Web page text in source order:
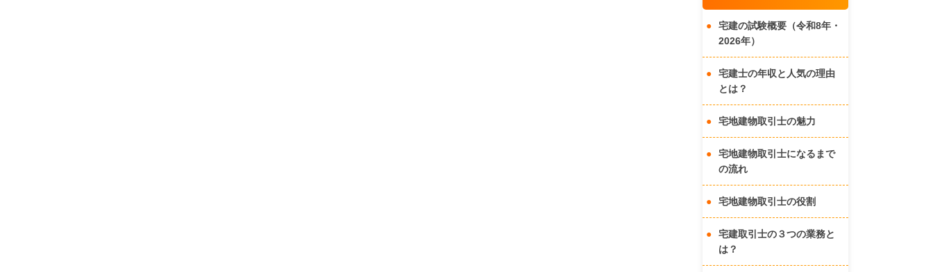
宅建の試験概要（令和8年・
2026年）
宅建士の年収と人気の理由
とは？
宅地建物取引士の魅力
宅地建物取引士になるまで
の流れ
宅地建物取引士の役割
宅建取引士の３つの業務と
は？